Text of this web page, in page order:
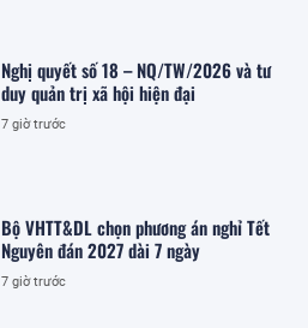
Nghị quyết số 18 – NQ/TW/2026 và tư
duy quản trị xã hội hiện đại
7 giờ trước
Bộ VHTT&DL chọn phương án nghỉ Tết
Nguyên đán 2027 dài 7 ngày
7 giờ trước